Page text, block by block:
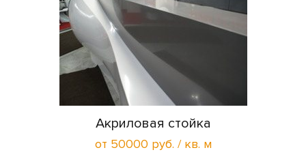
Акриловая стойка
от 50000 руб. / кв. м